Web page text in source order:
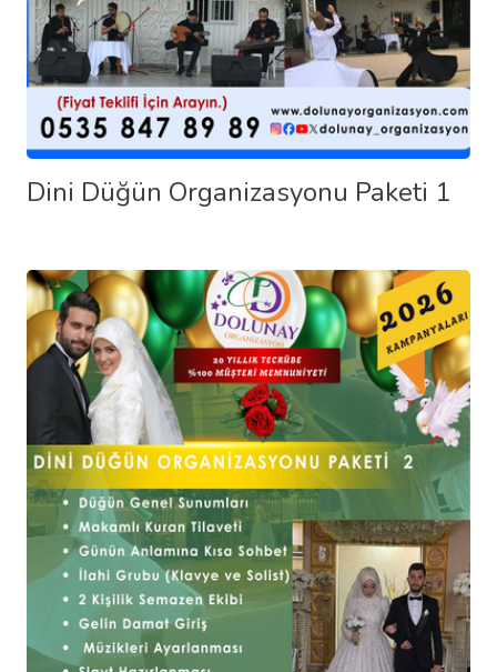
Dini Düğün Organizasyonu Paketi 1